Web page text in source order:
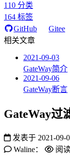
110 分类
164 标签
GitHub
Gitee
相关文章
2021-09-03
GateWay简介
2021-09-06
GateWay断言
GateWay过
发表于 2021-09-
Waline：
阅